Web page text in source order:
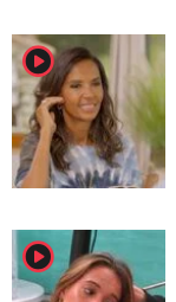
player2
player2